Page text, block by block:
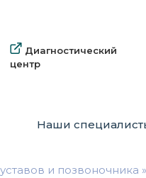
Диагностический
центр
Наши
и позвоночника »